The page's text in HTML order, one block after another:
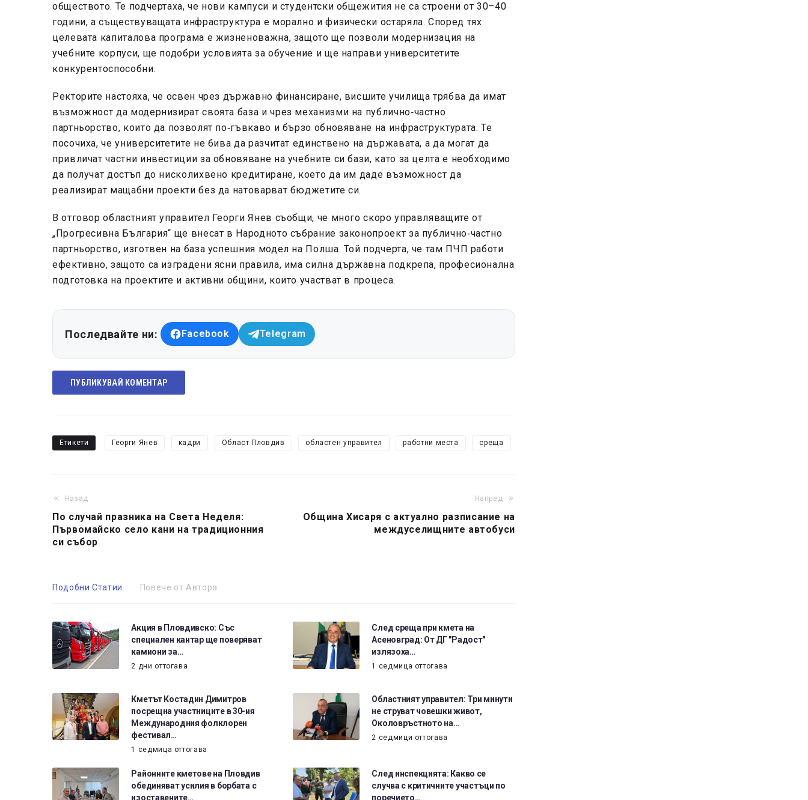
обществото. Те подчертаха, че нови кампуси и студентски общежития не са строени от 30–40
години, а съществуващата инфраструктура е морално и физически остаряла. Според тях
целевата капиталова програма е жизненоважна, защото ще позволи модернизация на
учебните корпуси, ще подобри условията за обучение и ще направи университетите
конкурентоспособни.
Ректорите настояха, че освен чрез държавно финансиране, висшите училища трябва да имат
възможност да модернизират своята база и чрез механизми на публично‑частно
партньорство, които да позволят по‑гъвкаво и бързо обновяване на инфраструктурата. Те
посочиха, че университетите не бива да разчитат единствено на държавата, а да могат да
привличат частни инвестиции за обновяване на учебните си бази, като за целта е необходимо
да получат достъп до нисколихвено кредитиране, което да им даде възможност да
реализират мащабни проекти без да натоварват бюджетите си.
В отговор областният управител Георги Янев съобщи, че много скоро управляващите от
„Прогресивна България“ ще внесат в Народното събрание законопроект за публично‑частно
партньорство, изготвен на база успешния модел на Полша. Той подчерта, че там ПЧП работи
ефективно, защото са изградени ясни правила, има силна държавна подкрепа, професионална
подготовка на проектите и активни общини, които участват в процеса.
Последвайте ни: Facebook Telegram
ПУБЛИКУВАЙ КОМЕНТАР
Етикети Георги Янев кадри Област Пловдив областен управител работни места среща
Назад
По случай празника на Света Неделя:
Първомайско село кани на традиционния
си събор
Напред
Община Хисаря с актуално разписание на
междуселищните автобуси
Подобни Статии Повече от Автора
Акция в Пловдивско: Със
специален кантар ще поверяват
камиони за…
2 дни оттогава
След среща при кмета на
Асеновград: От ДГ "Радост"
излязоха…
1 седмица оттогава
Кметът Костадин Димитров
посрещна участниците в 30-ия
Международния фолклорен
фестивал…
1 седмица оттогава
Областният управител: Три минути
не струват човешки живот,
Околовръстното на…
2 седмици оттогава
Районните кметове на Пловдив
обединяват усилия в борбата с
изоставените…
След инспекцията: Какво се
случва с критичните участъци по
поречието…